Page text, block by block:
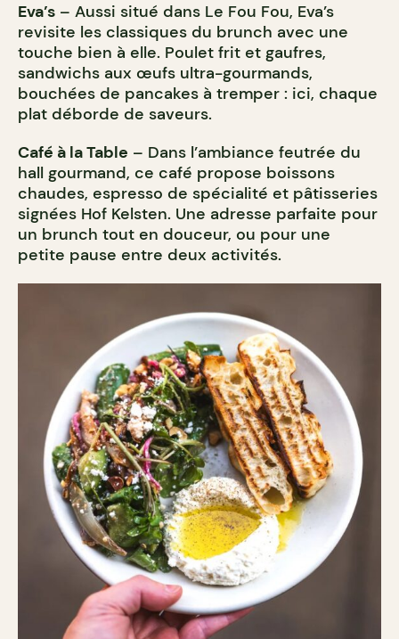
Eva’s – Aussi situé dans Le Fou Fou, Eva’s
revisite les classiques du brunch avec une
touche bien à elle. Poulet frit et gaufres,
sandwichs aux œufs ultra-gourmands,
bouchées de pancakes à tremper : ici, chaque
plat déborde de saveurs.
Café à la Table – Dans l’ambiance feutrée du
hall gourmand, ce café propose boissons
chaudes, espresso de spécialité et pâtisseries
signées Hof Kelsten. Une adresse parfaite pour
un brunch tout en douceur, ou pour une
petite pause entre deux activités.